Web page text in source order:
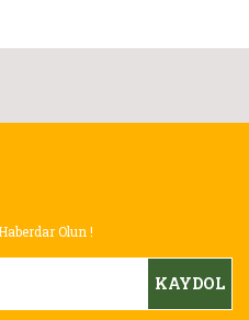
Olun !
KAYDOL